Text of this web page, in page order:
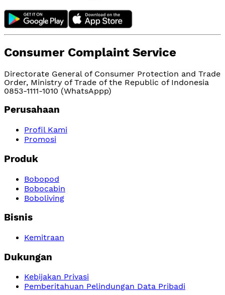
Consumer Complaint Service
Directorate General of Consumer Protection and Trade
Order, Ministry of Trade of the Republic of Indonesia
0853-1111-1010 (WhatsAppp)
Perusahaan
Profil Kami
Promosi
Produk
Bobopod
Bobocabin
Boboliving
Bisnis
Kemitraan
Dukungan
Kebijakan Privasi
Pemberitahuan Pelindungan Data Pribadi